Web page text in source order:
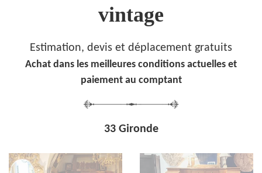
vintage
Estimation, devis et déplacement gratuits
Achat dans les meilleures conditions actuelles et
paiement au comptant
33 Gironde